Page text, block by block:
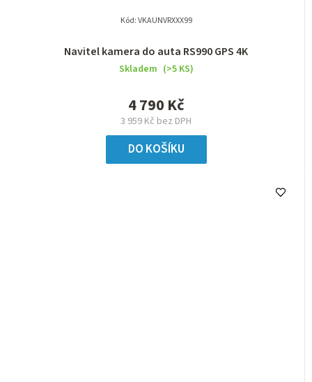
Navitel kamera do auta RS990 GPS 4K
Skladem (>5 KS)
3 959 Kč bez DPH
4 790 Kč
DO KOŠÍKU
Kód:VKAUNVRXXX99